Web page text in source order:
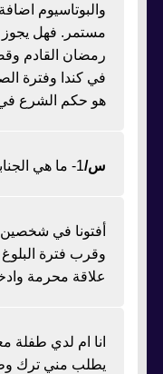
والبوتاسيوم
مستمر. فهل
رمضان القادم
هو حكم الشرع
س/1- ما هي الجنابة؟
أفتونا في شخصين
وقرب فترة
علاقة محرمة
انا ام لدي
يطلب مني ترك